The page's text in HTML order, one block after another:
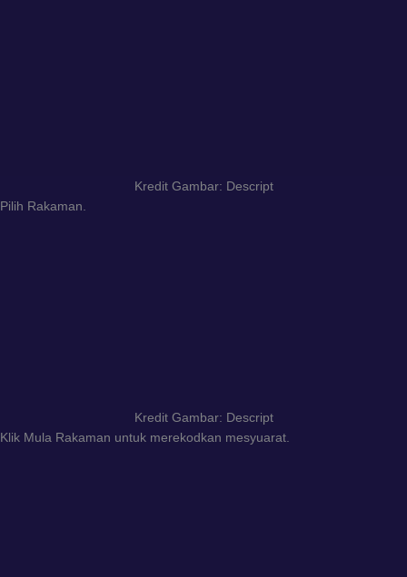
Kredit Gambar: Descript
Pilih Rakaman.
Kredit Gambar: Descript
Klik Mula Rakaman untuk merekodkan mesyuarat.